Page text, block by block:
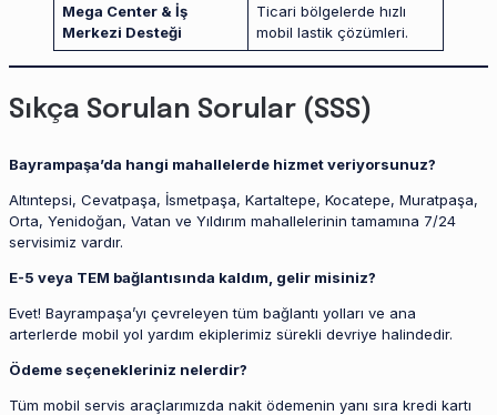
Mega Center & İş
Merkezi Desteği
Ticari bölgelerde hızlı
mobil lastik çözümleri.
Sıkça Sorulan Sorular (SSS)
Bayrampaşa’da hangi mahallelerde hizmet veriyorsunuz?
Altıntepsi, Cevatpaşa, İsmetpaşa, Kartaltepe, Kocatepe, Muratpaşa,
Orta, Yenidoğan, Vatan ve Yıldırım mahallelerinin tamamına 7/24
servisimiz vardır.
E-5 veya TEM bağlantısında kaldım, gelir misiniz?
Evet! Bayrampaşa’yı çevreleyen tüm bağlantı yolları ve ana
arterlerde mobil yol yardım ekiplerimiz sürekli devriye halindedir.
Ödeme seçenekleriniz nelerdir?
Tüm mobil servis araçlarımızda nakit ödemenin yanı sıra kredi kartı